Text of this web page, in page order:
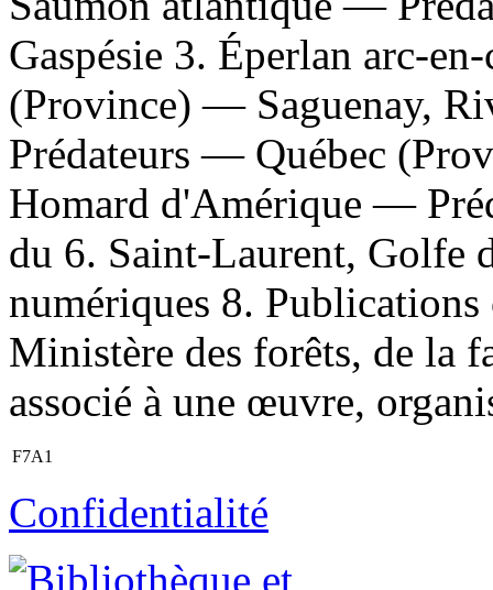
Gaspésie 3. Éperlan arc-
(Province) — Saguenay,
Prédateurs — Québec
Homard d'Amérique —
du 6. Saint-Laurent,
numériques 8.
Ministère des forêts, de la
associé à une œuvre,
F7A1
Confidentialité